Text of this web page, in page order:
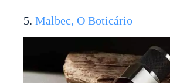
5. Malbec, O Boticário